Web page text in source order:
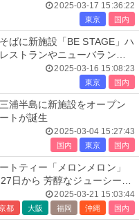
2025-03-17 15:36:22
東京 国内
ばに新施設「BE STAGE」ハ
ストランやニューバランス
2025-03-16 15:08:23
東京 国内
浦半島に新施設をオープン
トが誕生
2025-03-04 15:27:43
国内 東京 国内
トティー「メロンメロン」
日から 芳醇なジューシーさ
2025-03-21 15:03:44
都 大阪 福岡 沖縄 国内